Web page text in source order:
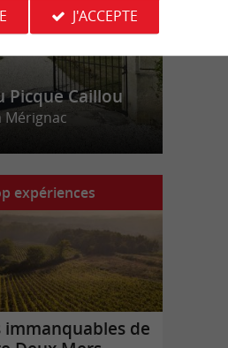
Picque Caillou
Mérignac
expériences
immanquables de
J'ACCEPTE